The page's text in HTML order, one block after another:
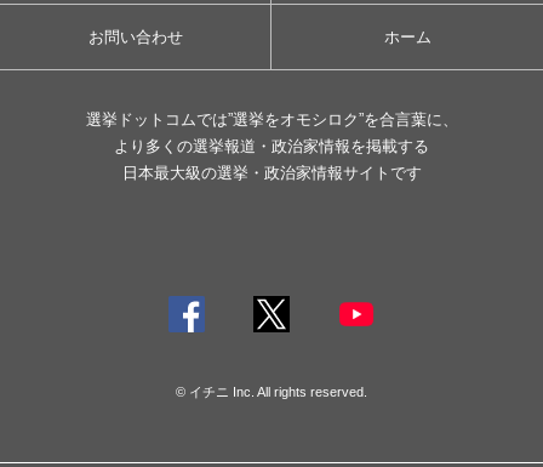
お問い合わせ ホーム
選挙ドットコムでは”選挙をオモシロク”を合言葉に、
より多くの選挙報道・政治家情報を掲載する
日本最大級の選挙・政治家情報サイトです
© イチニ Inc. All rights reserved.